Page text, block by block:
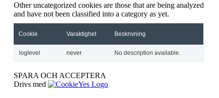
Other uncategorized cookies are those that are being analyzed
and have not been classified into a category as yet.
Cookie Varaktighet Beskrivning
loglevel never No description available.
SPARA OCH ACCEPTERA
Drivs med